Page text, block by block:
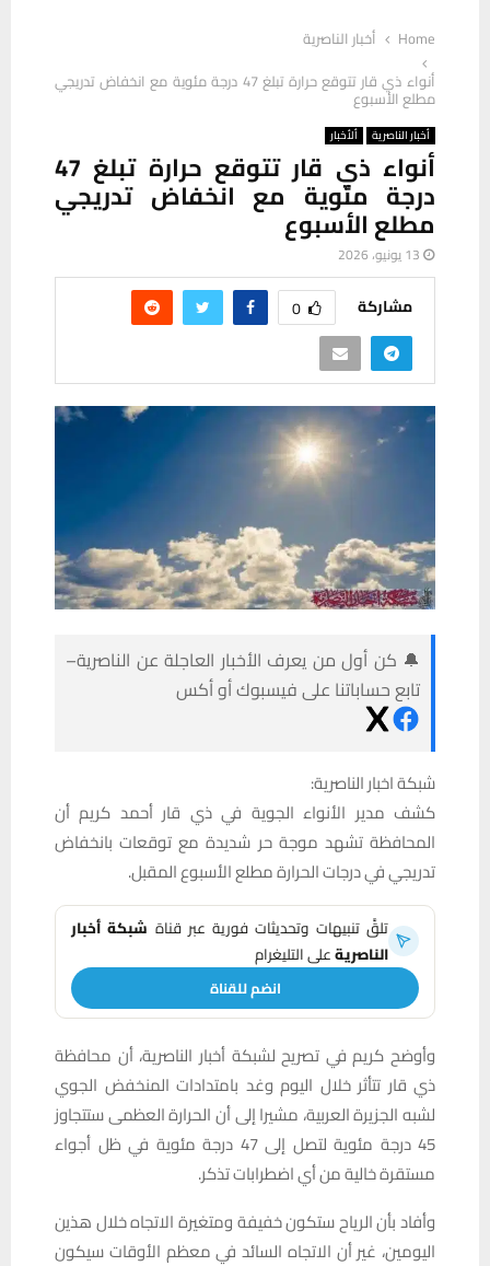
Home
أخبار الناصرية
أنواء ذي قار تتوقع حرارة تبلغ 47 درجة مئوية مع انخفاض تدريجي
مطلع الأسبوع
أخبار الناصرية ألأخبار
أنواء ذي قار تتوقع حرارة تبلغ 47
درجة مئوية مع انخفاض تدريجي
مطلع الأسبوع
13 يونيو، 2026
مشاركة 0
🔔 كن أول من يعرف الأخبار العاجلة عن الناصرية–
تابع حساباتنا على فيسبوك أو أكس
شبكة اخبار الناصرية:
كشف مدير الأنواء الجوية في ذي قار أحمد كريم أن
المحافظة تشهد موجة حر شديدة مع توقعات بانخفاض
تدريجي في درجات الحرارة مطلع الأسبوع المقبل.
تلقَّ تنبيهات وتحديثات فورية عبر قناة شبكة أخبار
الناصريةعلى التليغرام
انضم للقناة
وأوضح كريم في تصريح لشبكة أخبار الناصرية، أن محافظة
ذي قار تتأثر خلال اليوم وغد بامتدادات المنخفض الجوي
لشبه الجزيرة العربية، مشيرا إلى أن الحرارة العظمى ستتجاوز
45 درجة مئوية لتصل إلى 47 درجة مئوية في ظل أجواء
مستقرة خالية من أي اضطرابات تذكر.
وأفاد بأن الرياح ستكون خفيفة ومتغيرة الاتجاه خلال هذين
اليومين، غير أن الاتجاه السائد في معظم الأوقات سيكون